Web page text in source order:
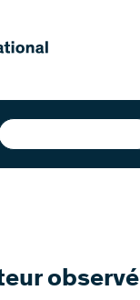
observé